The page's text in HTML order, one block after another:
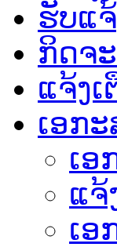
ຮັບແ
ກິດຈ
ແຈ້ງ
ເອກ
ເອ
ແຈ້
ເອ